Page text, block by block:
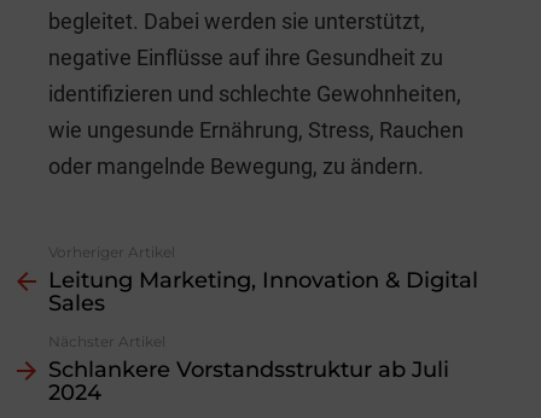
begleitet. Dabei werden sie unterstützt,
negative Einflüsse auf ihre Gesundheit zu
identifizieren und schlechte Gewohnheiten,
wie ungesunde Ernährung, Stress, Rauchen
oder mangelnde Bewegung, zu ändern.
more
Vorheriger Artikel
Leitung Marketing, Innovation & Digital
Sales
Nächster Artikel
Schlankere Vorstandsstruktur ab Juli
2024